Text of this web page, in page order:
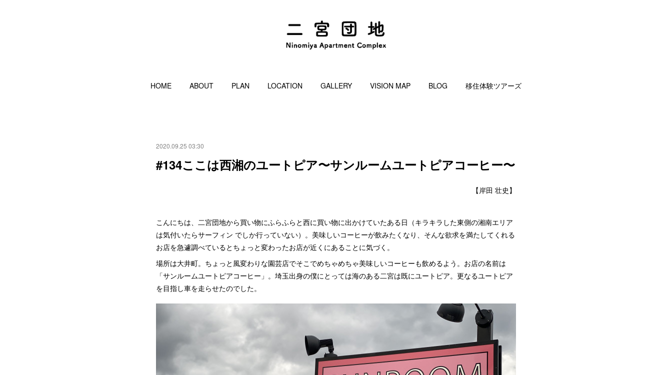
HOME ABOUT PLAN LOCATION GALLERY VISION MAP BLOG 移住体験ツアーズ
2020.09.25 03:30
#134ここは西湘のユートピア〜サンルームユートピアコーヒー〜
【岸田 壮史】
こんにちは、二宮団地から買い物にふらふらと西に買い物に出かけていたある日（キラキラした東側の湘南エリア
は気付いたらサーフィン でしか行っていない）。美味しいコーヒーが飲みたくなり、そんな欲求を満たしてくれる
お店を急遽調べているとちょっと変わったお店が近くにあることに気づく。
場所は大井町。ちょっと風変わりな園芸店でそこでめちゃめちゃ美味しいコーヒーも飲めるよう。お店の名前は
「サンルームユートピアコーヒー」。埼玉出身の僕にとっては海のある二宮は既にユートピア。更なるユートピア
を目指し車を走らせたのでした。